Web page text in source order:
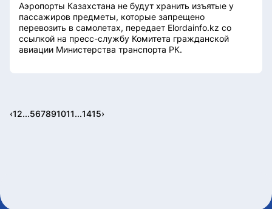
Аэропорты Казахстана не будут хранить изъятые у
пассажиров предметы, которые запрещено
перевозить в самолетах, передает Elordainfo.kz со
ссылкой на пресс-службу Комитета гражданской
авиации Министерства транспорта РК.
‹12...567891011...1415›